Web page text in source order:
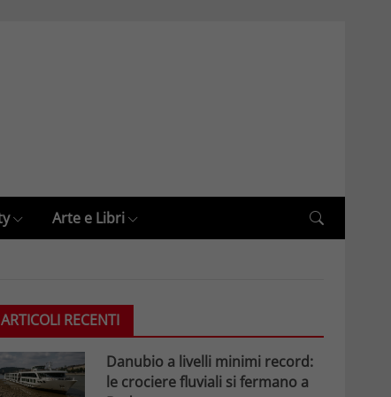
Arte e Libri
ARTICOLI RECENTI
Danubio a livelli minimi record:
le crociere fluviali si fermano a